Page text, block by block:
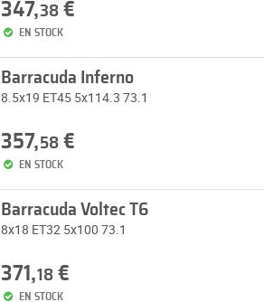
347,38€
EN STOCK
Barracuda Inferno
8.5x19 ET45 5x114.3 73.1
357,58€
EN STOCK
Barracuda Voltec T6
8x18 ET32 5x100 73.1
371,18€
EN STOCK